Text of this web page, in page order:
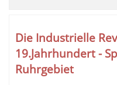
Die Industrielle
19.Jahrhundert -
Ruhrgebiet